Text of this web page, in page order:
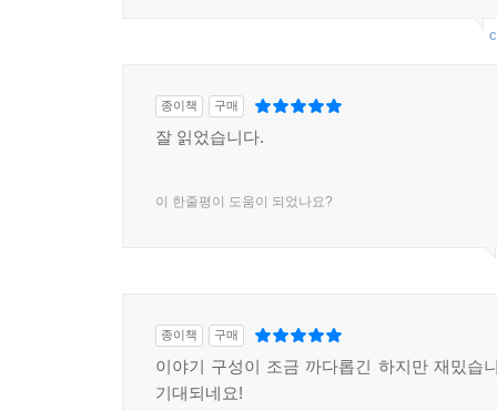
종이책 구매
잘 읽었습니다.
이 한줄평이 도움이 되었나요?
종이책 구매
이야기 구성이 조금 까다롭긴 하지만 재밌습
기대되네요!